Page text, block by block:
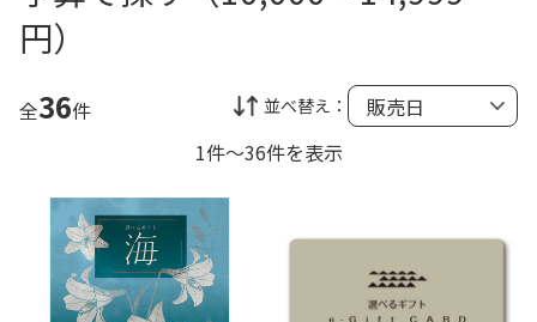
円）
全36件 並べ替え：
1件～36件を表示